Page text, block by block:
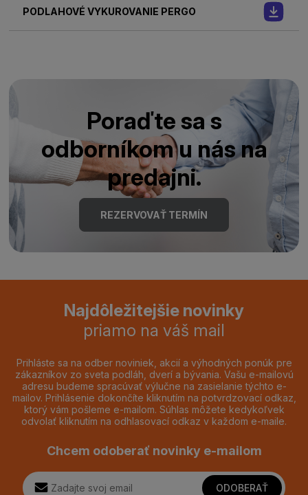
PODLAHOVÉ VYKUROVANIE PERGO
Poraďte sa s
odborníkom u nás na
predajni.
REZERVOVAŤ TERMÍN
Najdôležitejšie novinky
priamo na váš mail
Prihláste sa na odber noviniek, akcií a výhodných ponúk pre
zákazníkov zo sveta podláh, dverí a bývania. Vašu e-mailovú
adresu budeme spracúvať výlučne na zasielanie týchto e-
mailov. Prihlásenie dokončíte kliknutím na potvrdzovací odkaz,
ktorý vám pošleme e-mailom. Súhlas môžete kedykoľvek
odvolať kliknutím na odhlasovací odkaz v každom e-maile.
Chcem odoberať novinky e-mailom
ODOBERAŤ